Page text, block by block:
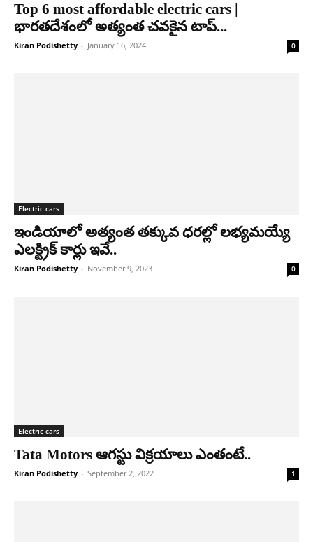
Top 6 most affordable electric cars |
భారతదేశంలో అత్యంత చవకైన టాప్...
Kiran Podishetty - January 16, 2024 0
Electric cars
ఇండియాలో అత్యంత తక్కువ ధరల్లో లభ్యమయ్యే
ఎలక్ట్రిక్ కార్లు ఇవే..
Kiran Podishetty - November 9, 2023 0
Electric cars
Tata Motors ఆగస్టు విక్ర‌యాలు ఎంతంటే..
Kiran Podishetty - September 2, 2022 1